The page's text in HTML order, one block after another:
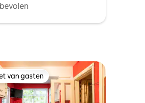
van gasten
van gasten